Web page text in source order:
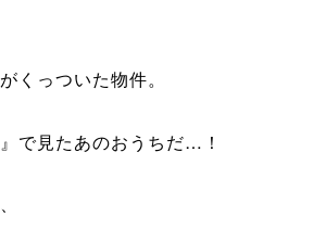
くっついた物件。
で見たあのおうちだ…！